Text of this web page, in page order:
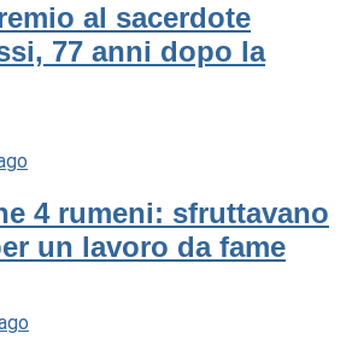
al sacerdote
77 anni dopo la
4 rumeni: sfruttavano
un lavoro da fame